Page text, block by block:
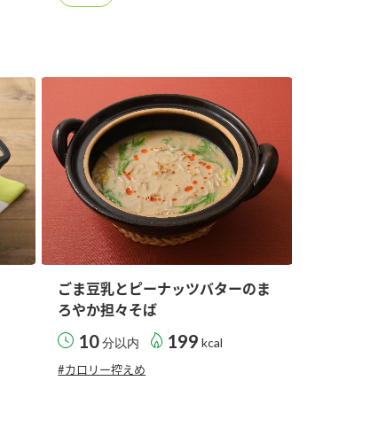
ごま豆乳とピーナッツバターのま
ろやか担々そば
10分以内 199 kcal
#カロリー控えめ